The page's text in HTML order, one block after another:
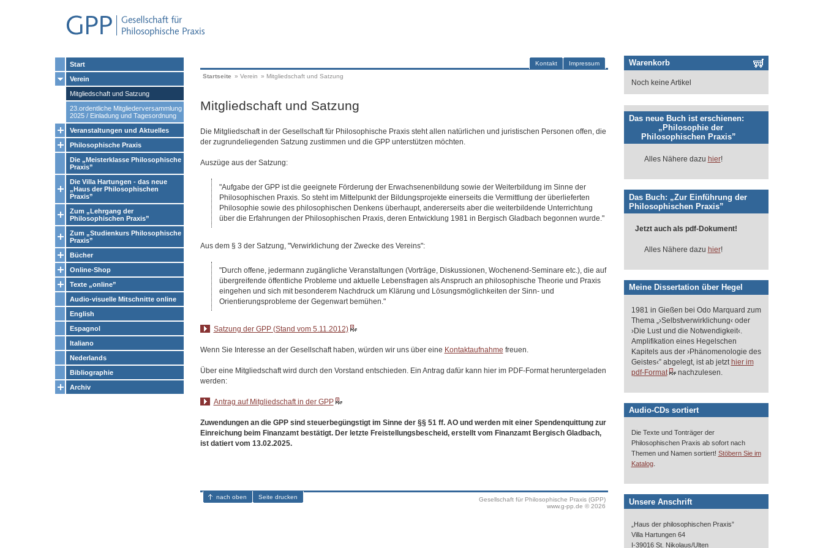
Start
Verein
Mitgliedschaft und Satzung
23.ordentliche Mitgliederversammlung
2025 / Einladung und Tagesordnung
Veranstaltungen und Aktuelles
Philosophische Praxis
Die „Meisterklasse Philosophische
Praxis”
Die Villa Hartungen - das neue
„Haus der Philosophischen
Praxis”
Zum „Lehrgang der
Philosophischen Praxis”
Zum „Studienkurs Philosophische
Praxis”
Bücher
Online-Shop
Texte „online”
Audio-visuelle Mitschnitte online
English
Espagnol
Italiano
Nederlands
Bibliographie
Archiv
Impressum
Kontakt
Startseite » Verein » Mitgliedschaft und Satzung
Mitgliedschaft und Satzung
Die Mitgliedschaft in der Gesellschaft für Philosophische Praxis steht allen natürlichen und juristischen Personen offen, die
der zugrundeliegenden Satzung zustimmen und die GPP unterstützen möchten.
Auszüge aus der Satzung:
Aufgabe der GPP ist die geeignete Förderung der Erwachsenenbildung sowie der Weiterbildung im Sinne der
Philosophischen Praxis. So steht im Mittelpunkt der Bildungsprojekte einerseits die Vermittlung der überlieferten
Philosophie sowie des philosophischen Denkens überhaupt, andererseits aber die weiterbildende Unterrichtung
über die Erfahrungen der Philosophischen Praxis, deren Entwicklung 1981 in Bergisch Gladbach begonnen wurde.
Aus dem § 3 der Satzung, "Verwirklichung der Zwecke des Vereins":
Durch offene, jedermann zugängliche Veranstaltungen (Vorträge, Diskussionen, Wochenend-Seminare etc.), die auf
übergreifende öffentliche Probleme und aktuelle Lebensfragen als Anspruch an philosophische Theorie und Praxis
eingehen und sich mit besonderem Nachdruck um Klärung und Lösungsmöglichkeiten der Sinn- und
Orientierungsprobleme der Gegenwart bemühen.
Satzung der GPP (Stand vom 5.11.2012)
Wenn Sie Interesse an der Gesellschaft haben, würden wir uns über eine Kontaktaufnahme freuen.
Über eine Mitgliedschaft wird durch den Vorstand entschieden. Ein Antrag dafür kann hier im PDF-Format heruntergeladen
werden:
Antrag auf Mitgliedschaft in der GPP
Zuwendungen an die GPP sind steuerbegüngstigt im Sinne der §§ 51 ff. AO und werden mit einer Spendenquittung zur
Einreichung beim Finanzamt bestätigt. Der letzte Freistellungsbescheid, erstellt vom Finanzamt Bergisch Gladbach,
ist datiert vom 13.02.2025.
Gesellschaft für Philosophische Praxis (GPP)
www.g-pp.de © 2026
nach oben Seite drucken
Warenkorb
Noch keine Artikel
Das neue Buch ist erschienen:
„Philosophie der
Philosophischen Praxis”
Alles Nähere dazu hier!
Das Buch: „Zur Einführung der
Philosophischen Praxis”
Jetzt auch als pdf-Dokument!
Alles Nähere dazu hier!
Meine Dissertation über Hegel
1981 in Gießen bei Odo Marquard zum
Thema „›Selbstverwirklichung‹ oder
›Die Lust und die Notwendigkeit‹.
Amplifikation eines Hegelschen
Kapitels aus der ›Phänomenologie des
Geistes‹” abgelegt, ist ab jetzt hier im
pdf-Format
nachzulesen.
Audio-CDs sortiert
Die Texte und Tonträger der
Philosophischen Praxis ab sofort nach
Themen und Namen sortiert! Stöbern Sie im
Katalog.
Unsere Anschrift
„Haus der philosophischen Praxis”
Villa Hartungen 64
I-39016 St. Nikolaus/Ulten